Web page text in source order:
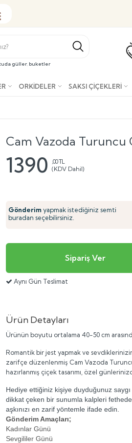
güller, buketler
ORKIDELER SAKSI ÇIÇEKLERI
Cam Vazoda Turuncu
1390
,00 TL
(KDV Dahil)
Gönderimyapmak istediğiniz semti
buradan seçebilirsiniz.
Aynı Gün Teslimat
Ürün Detayları
Ürünün boyutu ortalama 40-50 cm
Romantik bir jest yapmak ve
zarifçe düzenlenmiş Cam Vazoda
hazırlanmış çiçek tasarımı, özel
Hediye ettiğiniz kişiye duyduğunuz
dikkat çeken bir sunumla kalpleri
aşkınızı en zarif yöntemle ifade edin.
Gönderim Amaçları;
Kadınlar Günü
Sevgililer Günü